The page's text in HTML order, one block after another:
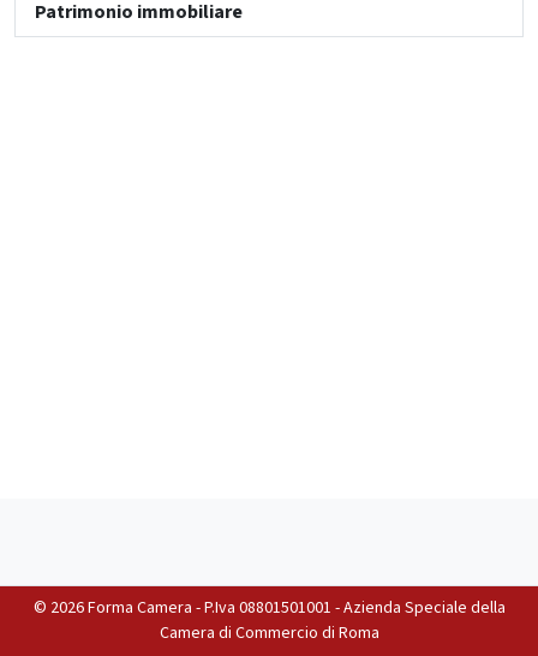
Patrimonio immobiliare
© 2026 Forma Camera - P.Iva 08801501001 - Azienda Speciale della
Camera di Commercio di Roma